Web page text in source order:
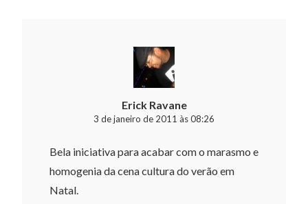
Erick Ravane
3 de janeiro de 2011 às 08:26
Bela iniciativa para acabar com o marasmo e
homogenia da cena cultura do verão em
Natal.